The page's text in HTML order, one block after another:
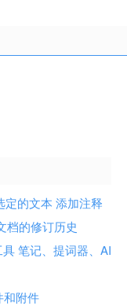
定的文本 添加注释
档的修订历史
笔记、提词器、AI
和附件